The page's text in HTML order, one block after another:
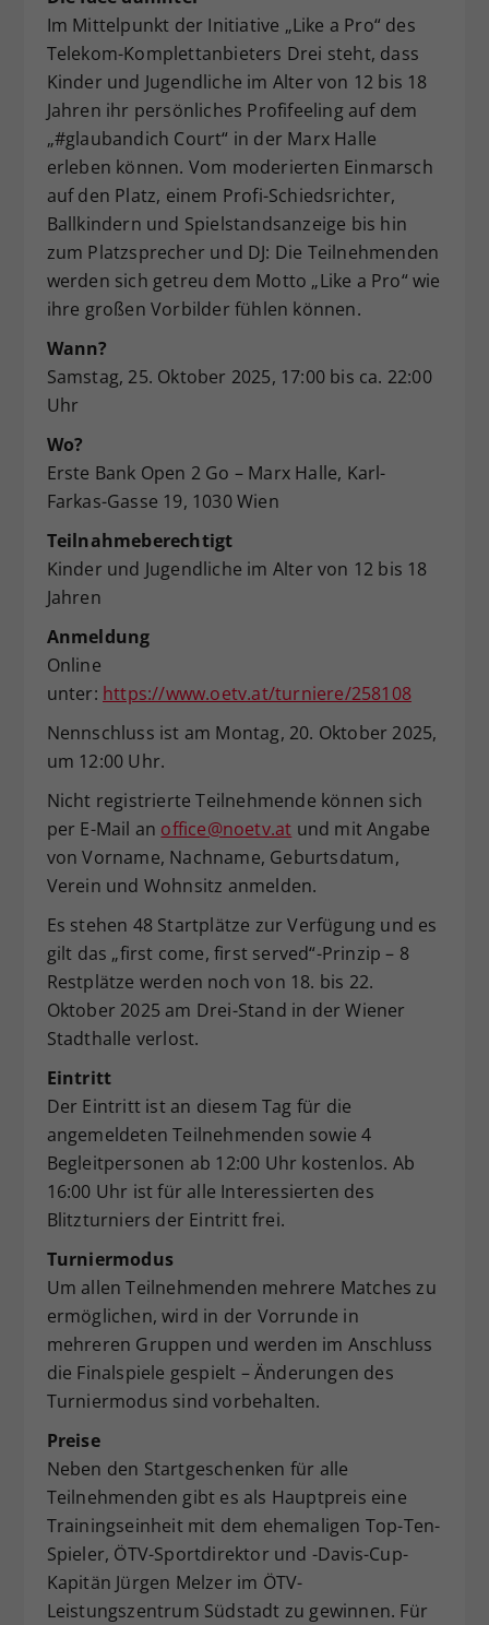
Im Mittelpunkt der Initiative „Like a Pro“ des
Telekom-Komplettanbieters Drei steht, dass
Kinder und Jugendliche im Alter von 12 bis 18
Jahren ihr persönliches Profifeeling auf dem
„#glaubandich Court“ in der Marx Halle
erleben können. Vom moderierten Einmarsch
auf den Platz, einem Profi-Schiedsrichter,
Ballkindern und Spielstandsanzeige bis hin
zum Platzsprecher und DJ: Die Teilnehmenden
werden sich getreu dem Motto „Like a Pro“ wie
ihre großen Vorbilder fühlen können.
Wann?
Samstag, 25. Oktober 2025, 17:00 bis ca. 22:00
Uhr
Wo?
Erste Bank Open 2 Go – Marx Halle, Karl-
Farkas-Gasse 19, 1030 Wien
Teilnahmeberechtigt
Kinder und Jugendliche im Alter von 12 bis 18
Jahren
Anmeldung
Online
unter: https://www.oetv.at/turniere/258108
Nennschluss ist am Montag, 20. Oktober 2025,
um 12:00 Uhr.
Nicht registrierte Teilnehmende können sich
per E-Mail an office@noetv.at und mit Angabe
von Vorname, Nachname, Geburtsdatum,
Verein und Wohnsitz anmelden.
Es stehen 48 Startplätze zur Verfügung und es
gilt das „first come, first served“-Prinzip – 8
Restplätze werden noch von 18. bis 22.
Oktober 2025 am Drei-Stand in der Wiener
Stadthalle verlost.
Eintritt
Der Eintritt ist an diesem Tag für die
angemeldeten Teilnehmenden sowie 4
Begleitpersonen ab 12:00 Uhr kostenlos. Ab
16:00 Uhr ist für alle Interessierten des
Blitzturniers der Eintritt frei.
Turniermodus
Um allen Teilnehmenden mehrere Matches zu
ermöglichen, wird in der Vorrunde in
mehreren Gruppen und werden im Anschluss
die Finalspiele gespielt – Änderungen des
Turniermodus sind vorbehalten.
Preise
Neben den Startgeschenken für alle
Teilnehmenden gibt es als Hauptpreis eine
Trainingseinheit mit dem ehemaligen Top-Ten-
Spieler, ÖTV-Sportdirektor und -Davis-Cup-
Kapitän Jürgen Melzer im ÖTV-
Leistungszentrum Südstadt zu gewinnen. Für
Zweck
Dieser Wert speichert Ihre Consent-
Einstellungen. Unter anderem eine
zufällig generierte ID, für die
historische Speicherung Ihrer
vorgenommen Einstellungen, falls der
Webseiten-Betreiber dies eingestellt
hat.